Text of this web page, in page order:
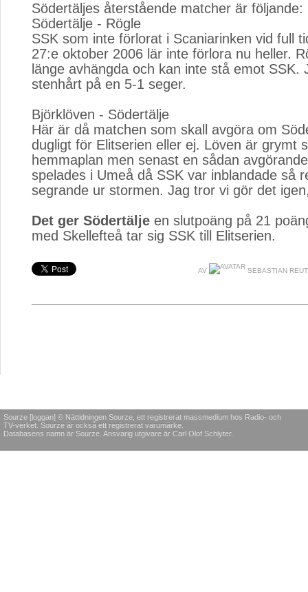
Södertäljes återstående matcher är följande:
Södertälje - Rögle
SSK som inte förlorat i Scaniarinken vid full
27:e oktober 2006 lär inte förlora nu heller.
länge avhängda och kan inte stå emot SSK.
stenhårt på en 5-1 seger.
Björklöven - Södertälje
Här är då matchen som skall avgöra om
dugligt för Elitserien eller ej. Löven är grymt
hemmaplan men senast en sådan
spelades i Umeå då SSK var inblandade så
segrande ur stormen. Jag tror vi gör det
Det ger Södertälje en slutpoäng på 21
med Skellefteå tar sig SSK till Elitserien.
AV SEBASTIAN
Sourze [loggan] © Nättidningen Sourze, ett registrerat massmedium hos Radio- och
TV-verket. Sourze är också ett registrerat varumärke.
Databasens namn är Sourze. Ansvarig utgivare är Carl Olof Schlyter.